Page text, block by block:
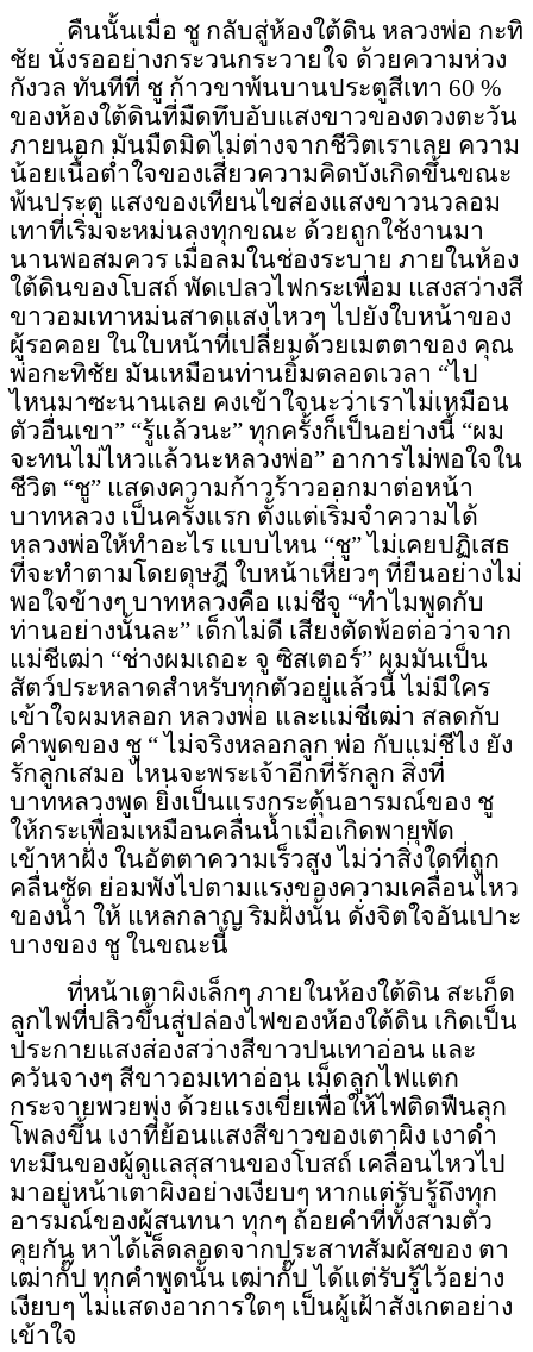
คืนนั้นเมื่อ ชู กลับสู่ห้องใต้ดิน หลวงพ่อ กะทิ
ชัย นั่งรออย่างกระวนกระวายใจ ด้วยความห่วง
กังวล ทันทีที่ ชู ก้าวขาพ้นบานประตูสีเทา 60 %
ของห้องใต้ดินที่มืดทึบอับแสงขาวของดวงตะวัน
ภายนอก มันมืดมิดไม่ต่างจากชีวิตเราเลย ความ
น้อยเนื้อต่ำใจของเสี่ยวความคิดบังเกิดขึ้นขณะ
พ้นประตู แสงของเทียนไขส่องแสงขาวนวลอม
เทาที่เริ่มจะหม่นลงทุกขณะ ด้วยถูกใช้งานมา
นานพอสมควร เมื่อลมในช่องระบาย ภายในห้อง
ใต้ดินของโบสถ์ พัดเปลวไฟกระเพื่อม แสงสว่างสี
ขาวอมเทาหม่นสาดแสงไหวๆ ไปยังใบหน้าของ
ผู้รอคอย ในใบหน้าที่เปลี่ยมด้วยเมตตาของ คุณ
พ่อกะทิชัย มันเหมือนท่านยิ้มตลอดเวลา “ไป
ไหนมาซะนานเลย คงเข้าใจนะว่าเราไม่เหมือน
ตัวอื่นเขา” “รู้แล้วนะ” ทุกครั้งก็เป็นอย่างนี้ “ผม
จะทนไม่ไหวแล้วนะหลวงพ่อ” อาการไม่พอใจใน
ชีวิต “ชู” แสดงความก้าวร้าวออกมาต่อหน้า
บาทหลวง เป็นครั้งแรก ตั้งแต่เริ่มจำความได้
หลวงพ่อให้ทำอะไร แบบไหน “ชู” ไม่เคยปฏิเสธ
ที่จะทำตามโดยดุษฎี ใบหน้าเหี่ยวๆ ที่ยืนอย่างไม่
พอใจข้างๆ บาทหลวงคือ แม่ชีจู “ทำไมพูดกับ
ท่านอย่างนั้นละ” เด็กไม่ดี เสียงตัดพ้อต่อว่าจาก
แม่ชีเฒ่า “ช่างผมเถอะ จู ซิสเตอร์” ผมมันเป็น
สัตว์ประหลาดสำหรับทุกตัวอยู่แล้วนี้ ไม่มีใคร
เข้าใจผมหลอก หลวงพ่อ และแม่ชีเฒ่า สลดกับ
คำพูดของ ชู “ ไม่จริงหลอกลูก พ่อ กับแม่ชีไง ยัง
รักลูกเสมอ ไหนจะพระเจ้าอีกที่รักลูก สิ่งที่
บาทหลวงพูด ยิ่งเป็นแรงกระตุ้นอารมณ์ของ ชู
ให้กระเพื่อมเหมือนคลื่นน้ำเมื่อเกิดพายุพัด
เข้าหาฝั่ง ในอัตตาความเร็วสูง ไม่ว่าสิ่งใดที่ถูก
คลื่นซัด ย่อมพังไปตามแรงของความเคลื่อนไหว
ของน้ำ ให้ แหลกลาญ ริมฝั่งนั้น ดั่งจิตใจอันเปาะ
บางของ ชู ในขณะนี้
ที่หน้าเตาผิงเล็กๆ ภายในห้องใต้ดิน สะเก็ด
ลูกไฟที่ปลิวขึ้นสู่ปล่องไฟของห้องใต้ดิน เกิดเป็น
ประกายแสงส่องสว่างสีขาวปนเทาอ่อน และ
ควันจางๆ สีขาวอมเทาอ่อน เม็ดลูกไฟแตก
กระจายพวยพุ่ง ด้วยแรงเขี่ยเพื่อให้ไฟติดฟืนลุก
โพลงขึ้น เงาที่ย้อนแสงสีขาวของเตาผิง เงาดำ
ทะมึนของผู้ดูแลสุสานของโบสถ์ เคลื่อนไหวไป
มาอยู่หน้าเตาผิงอย่างเงียบๆ หากแต่รับรู้ถึงทุก
อารมณ์ของผู้สนทนา ทุกๆ ถ้อยคำที่ทั้งสามตัว
คุยกัน หาได้เล็ดลอดจากประสาทสัมผัสของ ตา
เฒ่ากั๊ป ทุกคำพูดนั้น เฒ่ากั๊ป ได้แต่รับรู้ไว้อย่าง
เงียบๆ ไม่แสดงอาการใดๆ เป็นผู้เฝ้าสังเกตอย่าง
เข้าใจ